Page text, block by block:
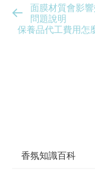
面膜材質會影
問題說明
保養品代工費用怎
香氛知識百科